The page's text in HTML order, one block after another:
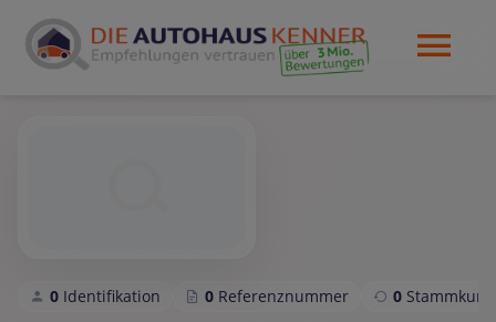
0 Identifikation 0 Referenznummer 0